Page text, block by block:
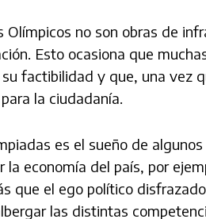
Olímpicos no son obras de
Esto ocasiona que
factibilidad y que, una vez
la ciudadanía.
es el sueño de
la economía del país, por
que el ego político
las distintas